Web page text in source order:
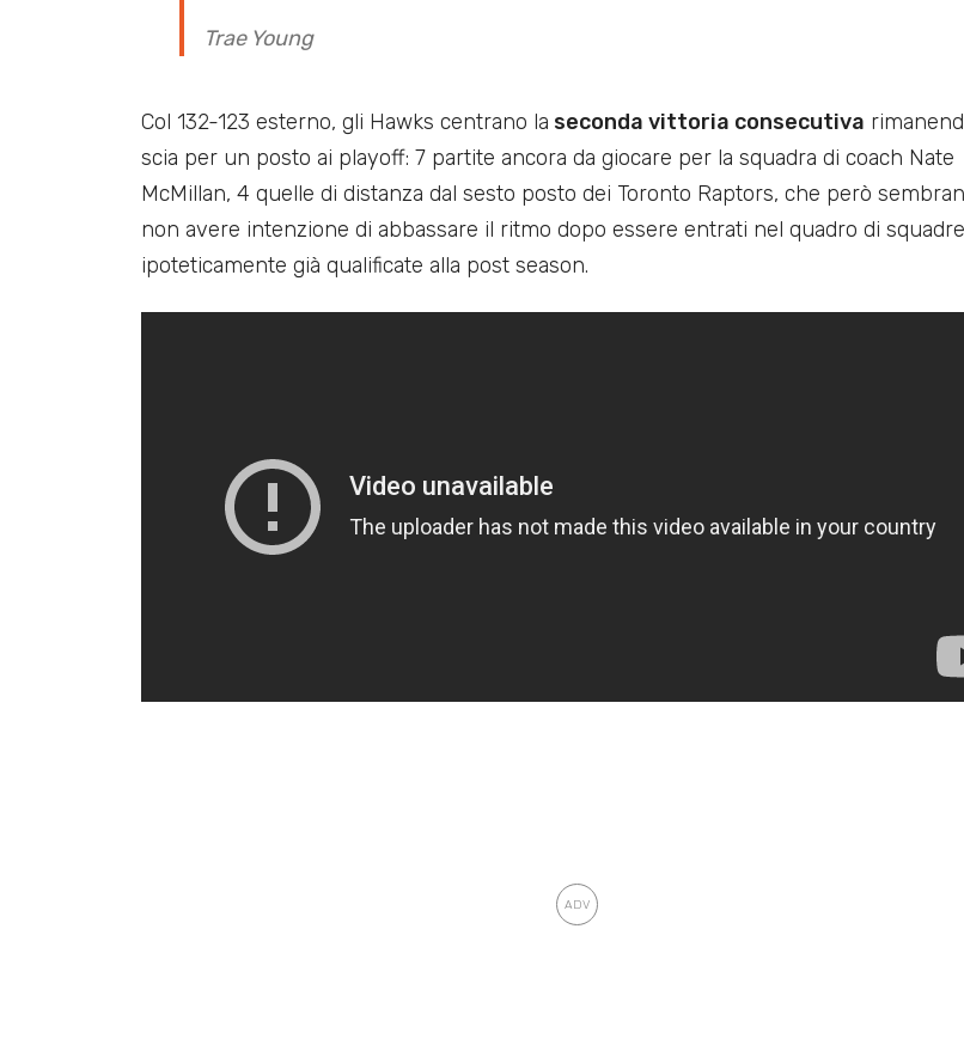
Trae Young
Col 132-123 esterno, gli Hawks centrano la seconda vittoria consecutiva
scia per un posto ai playoff: 7 partite ancora da giocare per la squadra di coach Nate
McMillan, 4 quelle di distanza dal sesto posto dei Toronto Raptors, che però
non avere intenzione di abbassare il ritmo dopo essere entrati nel quadro di squadre
ipoteticamente già qualificate alla post season.